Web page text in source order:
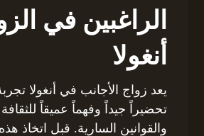
الراغبين في
أنغولا
يعد زواج الأجانب في أنغولا
تحضيراً جيداً وفهماً عميقاً للثقافة
والقوانين السارية. قبل اتخاذ